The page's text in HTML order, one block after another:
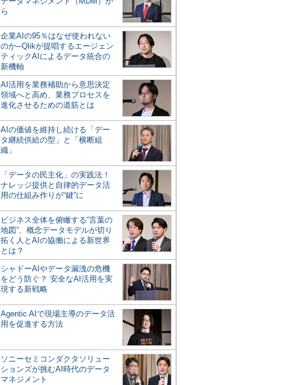
ら
企業AIの95％はなぜ使われない
のか─Qlikが提唱するエージェン
ティックAIによるデータ統合の
新機軸
AI活用を業務補助から意思決定
領域へと高め、業務プロセスを
進化させるための道筋とは
AIの価値を維持し続ける「デー
タ継続供給の型」と「横断組
織」
「データの民主化」の実践法！
ナレッジ提供と自律的データ活
用の仕組み作りが“鍵”に
ビジネス全体を俯瞰する“言葉の
地図”、概念データモデルが切り
拓く人とAIの協働による新世界
とは？
シャドーAIやデータ漏洩の危機
をどう防ぐ？ 安全なAI活用を実
現する新戦略
Agentic AIで現場主導のデータ活
用を促進する方法
ソニーセミコンダクタソリュー
ションズが挑むAI時代のデータ
マネジメント